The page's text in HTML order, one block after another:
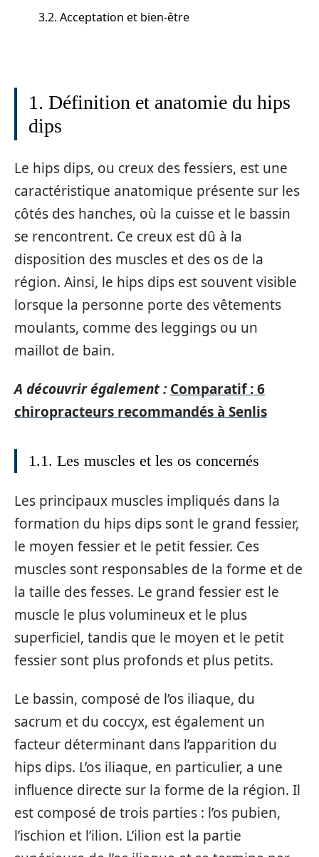
3.2. Acceptation et bien-être
1. Définition et anatomie du hips
dips
Le hips dips, ou creux des fessiers, est une
caractéristique anatomique présente sur les
côtés des hanches, où la cuisse et le bassin
se rencontrent. Ce creux est dû à la
disposition des muscles et des os de la
région. Ainsi, le hips dips est souvent visible
lorsque la personne porte des vêtements
moulants, comme des leggings ou un
maillot de bain.
A découvrir également : Comparatif : 6
chiropracteurs recommandés à Senlis
1.1. Les muscles et les os concernés
Les principaux muscles impliqués dans la
formation du hips dips sont le grand fessier,
le moyen fessier et le petit fessier. Ces
muscles sont responsables de la forme et de
la taille des fesses. Le grand fessier est le
muscle le plus volumineux et le plus
superficiel, tandis que le moyen et le petit
fessier sont plus profonds et plus petits.
Le bassin, composé de l’os iliaque, du
sacrum et du coccyx, est également un
facteur déterminant dans l’apparition du
hips dips. L’os iliaque, en particulier, a une
influence directe sur la forme de la région. Il
est composé de trois parties : l’os pubien,
l’ischion et l’ilion. L’ilion est la partie